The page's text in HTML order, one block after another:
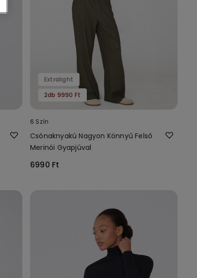
Extralight
2db 9990 Ft
6 Szín
Csónaknyakú Nagyon Könnyű Felső
Merinói Gyapjúval
6990 Ft